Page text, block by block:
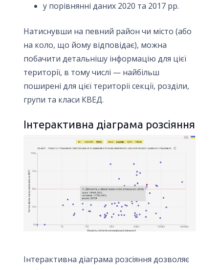
у порівнянні даних 2020 та 2017 рр.
Натиснувши на певний район чи місто (або
на коло, що йому відповідає), можна
побачити детальнішу інформацію для цієї
території, в тому числі — найбільш
поширені для цієї території секції, розділи,
групи та класи КВЕД.
Інтерактивна діаграма розсіяння
Інтерактивна діаграма розсіяння дозволяє